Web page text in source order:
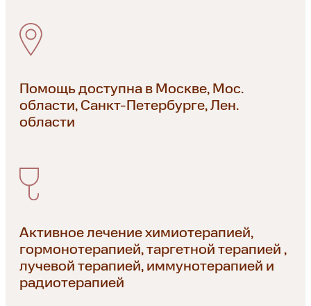
Помощь доступна в Москве, Мос.
области, Санкт-Петербурге, Лен.
области
Активное лечение химиотерапией,
гормонотерапией, таргетной терапией ,
лучевой терапией, иммунотерапией и
радиотерапией